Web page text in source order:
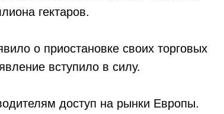
гектаров.
о приостановке своих торговых
вступило в силу.
доступ на рынки Европы.